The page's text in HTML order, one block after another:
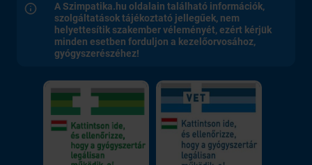
A Szimpatika.hu oldalain található információk,
szolgáltatások tájékoztató jellegűek, nem
helyettesítik szakember véleményét, ezért kérjük
minden esetben forduljon a kezelőorvosához,
gyógyszerészéhez!